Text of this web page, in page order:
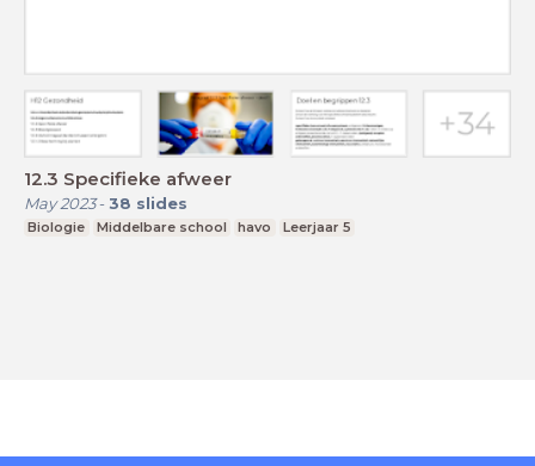
12.3 Specifieke afweer
May 2023- 38 slides
Biologie Middelbare school havo Leerjaar 5